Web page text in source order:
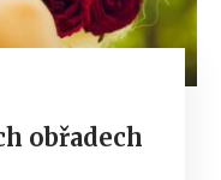
obřadech